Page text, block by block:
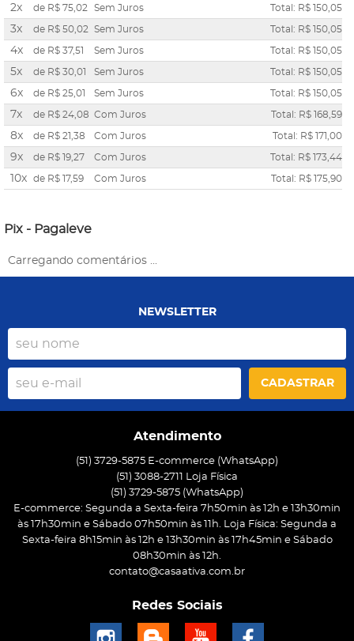
2x de R$ 75,02 Sem Juros Total: R$ 150,05
3x de R$ 50,02 Sem Juros Total: R$ 150,05
4x de R$ 37,51 Sem Juros Total: R$ 150,05
5x de R$ 30,01 Sem Juros Total: R$ 150,05
6x de R$ 25,01 Sem Juros Total: R$ 150,05
7x de R$ 24,08 Com Juros Total: R$ 168,59
8x de R$ 21,38 Com Juros Total: R$ 171,00
9x de R$ 19,27 Com Juros Total: R$ 173,44
10x de R$ 17,59 Com Juros Total: R$ 175,90
Pix - Pagaleve
Carregando comentários ...
NEWSLETTER
CADASTRAR
Atendimento
(51) 3729-5875 E-commerce (WhatsApp)
(51) 3088-2711 Loja Física
(51) 3729-5875 (WhatsApp)
E-commerce: Segunda a Sexta-feira 7h50min às 12h e 13h30min
às 17h30min e Sábado 07h50min às 11h. Loja Física: Segunda a
Sexta-feira 8h15min às 12h e 13h30min às 17h45min e Sábado
08h30min às 12h.
contato@casaativa.com.br
Redes Sociais